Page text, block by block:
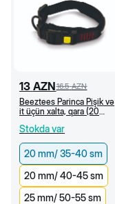
13 AZN16.5 AZN
Beeztees Parinca Pişik və
it üçün xalta, qara (20
Stokda var
20 mm/ 35-40 sm
20 mm/ 40-45 sm
25 mm/ 50-55 sm